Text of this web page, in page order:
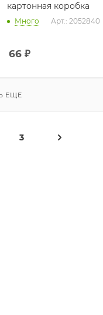
картонная коробка
Много Арт.: 2052840
66₽
ЕЩЕ
3